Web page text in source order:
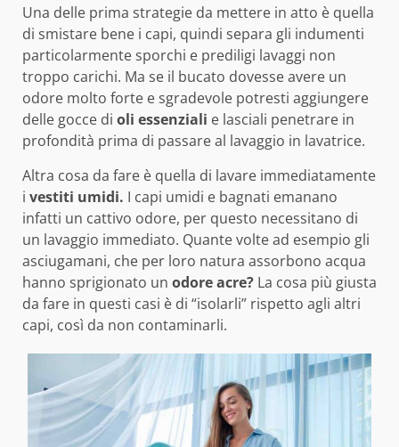
Una delle prima strategie da mettere in atto è quella
di smistare bene i capi, quindi separa gli indumenti
particolarmente sporchi e prediligi lavaggi non
troppo carichi. Ma se il bucato dovesse avere un
odore molto forte e sgradevole potresti aggiungere
delle gocce di oli essenziali e lasciali penetrare in
profondità prima di passare al lavaggio in lavatrice.
Altra cosa da fare è quella di lavare immediatamente
i vestiti umidi. I capi umidi e bagnati emanano
infatti un cattivo odore, per questo necessitano di
un lavaggio immediato. Quante volte ad esempio gli
asciugamani, che per loro natura assorbono acqua
hanno sprigionato un odore acre? La cosa più giusta
da fare in questi casi è di “isolarli” rispetto agli altri
capi, così da non contaminarli.